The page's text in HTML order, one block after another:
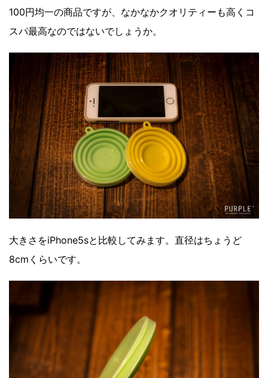
100円均一の商品ですが、なかなかクオリティーも高くコ
スパ最高なのではないでしょうか。
大きさをiPhone5sと比較してみます。直径はちょうど
8cmくらいです。